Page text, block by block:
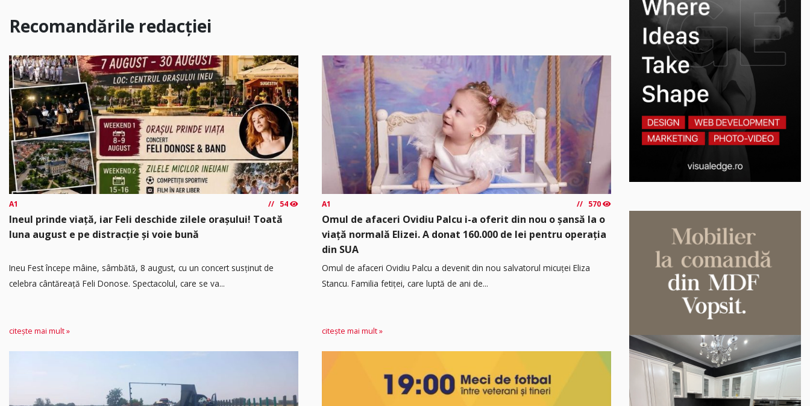
Recomandările redacției
A1 54
Ineul prinde viață, iar Feli deschide zilele orașului! Toată
luna august e pe distracție și voie bună
Ineu Fest începe mâine, sâmbătă, 8 august, cu un concert susținut de
celebra cântăreață Feli Donose. Spectacolul, care se va...
citește mai mult »
A1 570
Omul de afaceri Ovidiu Palcu i-a oferit din nou o șansă la o
viață normală Elizei. A donat 160.000 de lei pentru operația
din SUA
Omul de afaceri Ovidiu Palcu a devenit din nou salvatorul micuței Eliza
Stancu. Familia fetiței, care luptă de ani de...
citește mai mult »